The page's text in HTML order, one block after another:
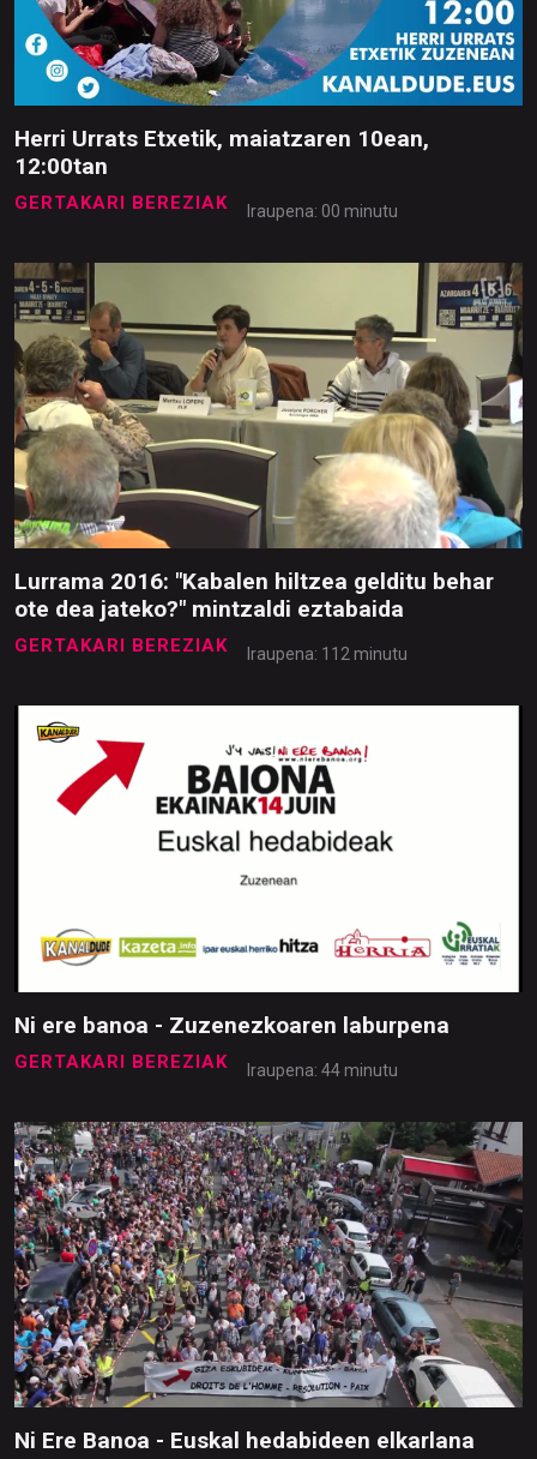
Herri Urrats Etxetik, maiatzaren 10ean,
12:00tan
GERTAKARI BEREZIAK Iraupena: 00 minutu
Lurrama 2016: "Kabalen hiltzea gelditu behar
ote dea jateko?" mintzaldi eztabaida
GERTAKARI BEREZIAK Iraupena: 112 minutu
Ni ere banoa - Zuzenezkoaren laburpena
GERTAKARI BEREZIAK Iraupena: 44 minutu
Ni Ere Banoa - Euskal hedabideen elkarlana